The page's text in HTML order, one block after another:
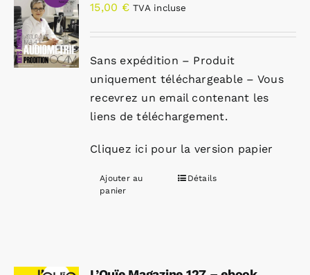
15,00 € TVA incluse
Sans expédition – Produit
uniquement téléchargeable – Vous
recevrez un email contenant les
liens de téléchargement.
Cliquez ici pour la version papier
Ajouter au
panier
Détails